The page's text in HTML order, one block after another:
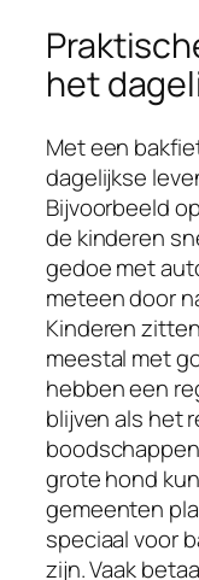
het
Met een
dagelijkse
Bijvoorbeeld
de kinderen
gedoe met
meteen door
Kinderen
meestal met
hebben een
blijven als het
grote hond
gemeenten
speciaal voor
zijn. Vaak